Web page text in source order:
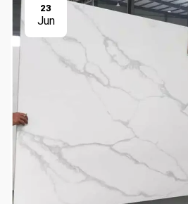
23
Jun